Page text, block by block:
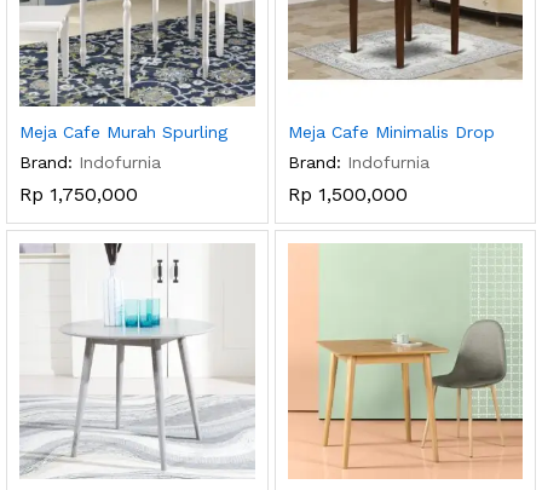
Meja Cafe Murah Spurling
Brand: Indofurnia
Rp 1,750,000
Meja Cafe Minimalis Drop
Brand: Indofurnia
Rp 1,500,000